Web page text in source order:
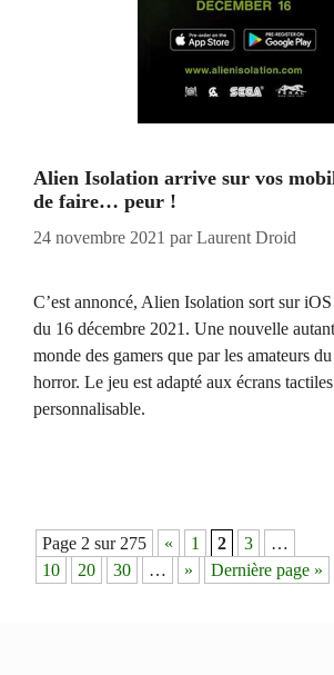
Alien Isolation arrive sur vos
de faire… peur !
24 novembre 2021 parLaurent Droid
C’est annoncé, Alien Isolation sort sur
du 16 décembre 2021. Une nouvelle
monde des gamers que par les amateurs
horror. Le jeu est adapté aux écrans
personnalisable.
Navigation
des
Page 2 sur 275 « 1 2 3
…
10
20 30 … » Dernière page »